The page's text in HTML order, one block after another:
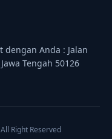
dengan Anda : Jalan
Tengah 50126
Right Reserved